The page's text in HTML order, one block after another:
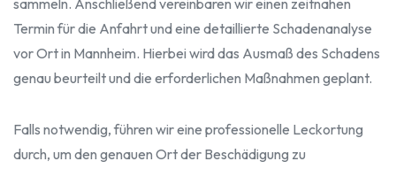
sammeln. Anschließend vereinbaren wir einen zeitnahen
Termin für die Anfahrt und eine detaillierte Schadenanalyse
vor Ort in Mannheim. Hierbei wird das Ausmaß des Schadens
genau beurteilt und die erforderlichen Maßnahmen geplant.
Falls notwendig, führen wir eine professionelle Leckortung
durch, um den genauen Ort der Beschädigung zu